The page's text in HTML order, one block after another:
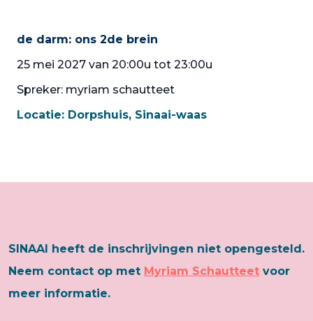
de darm: ons 2de brein
25 mei 2027 van 20:00u tot 23:00u
Spreker: myriam schautteet
Locatie: Dorpshuis, Sinaai-waas
SINAAI heeft de inschrijvingen niet opengesteld.
Neem contact op met Myriam Schautteet voor
meer informatie.